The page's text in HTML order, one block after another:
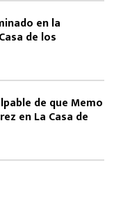
en la
de los
de que Memo
en La Casa de